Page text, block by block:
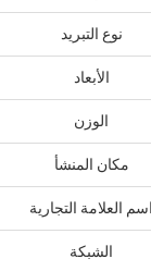
نوع التبريد
الأبعاد
الوزن
مكان المنشأ
اسم العلامة التجارية
الشبكة